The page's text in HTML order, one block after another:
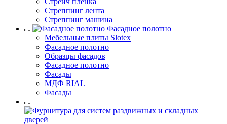
Стреппинг лента
Стреппинг машина
Фасадное полотно
Мебельные плиты Slotex
Фасадное полотно
Образцы фасадов
Фасадное полотно
Фасады
МДФ RIAL
Фасады